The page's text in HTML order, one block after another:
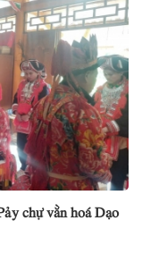
chự vằn hoá Dạo